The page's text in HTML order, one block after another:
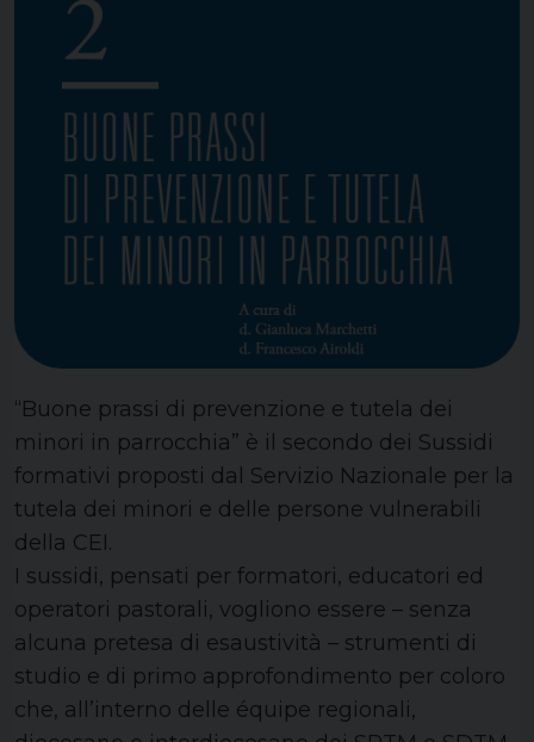
“Buone prassi di prevenzione e tutela dei
minori in parrocchia” è il secondo dei Sussidi
formativi proposti dal Servizio Nazionale per la
tutela dei minori e delle persone vulnerabili
della CEI.
I sussidi, pensati per formatori, educatori ed
operatori pastorali, vogliono essere – senza
alcuna pretesa di esaustività – strumenti di
studio e di primo approfondimento per coloro
che, all’interno delle équipe regionali,